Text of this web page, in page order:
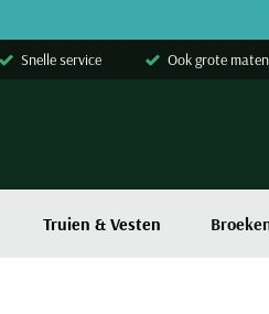
Snelle service Ook grote maten
Truien & Vesten